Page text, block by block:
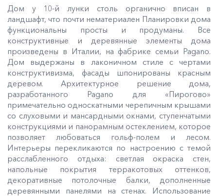
Дом у 10-й лунки столь органично вписан в
ландшафт, что почти нематериален Планировки дома
функциональны просты и продуманы. Все
конструктивные и деревянные элементы дома
произведены в Италии, на фабрике семьи Pagano.
Дом выдержаны в лаконичном стиле с чертами
конструктивизма, фасады шпонированы красным
деревом. Архитектурное решение дома,
разработанного Pagano для «Пирогово»
примечательно односкатными черепичным крышами
со слуховыми и мансардными окнами, ступенчатыми
конструкциями и панорамным остеклением, которое
позволяет любоваться гольф-полем и лесом.
Интерьеры перекликаются по настроению с темой
расслабленного отдыха: светлая окраска стен,
напольные покрытия терракотовых оттенков,
декоративные потолочные балки, дополненные
деревянными панелями на стенах. Использование